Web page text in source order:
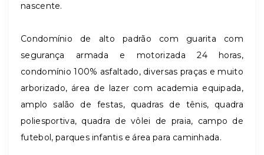
nascente.
Condomínio de alto padrão com guarita com
segurança armada e motorizada 24 horas,
condomínio 100% asfaltado, diversas praças e muito
arborizado, área de lazer com academia equipada,
amplo salão de festas, quadras de tênis, quadra
poliesportiva, quadra de vôlei de praia, campo de
futebol, parques infantis e área para caminhada.